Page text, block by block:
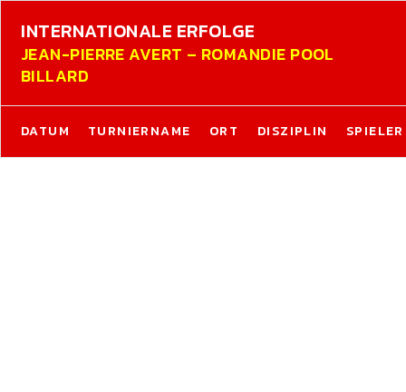
INTERNATIONALE ERFOLGE
JEAN-PIERRE AVERT – ROMANDIE POOL
BILLARD
DATUM TURNIERNAME ORT DISZIPLIN SPIELER